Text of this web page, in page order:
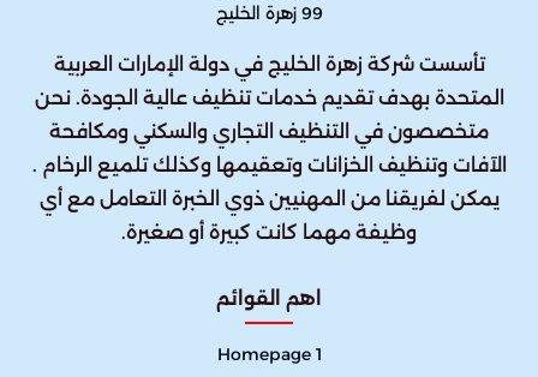
تأسست شركة زهرة الخليج في دولة الإمارات العربية
المتحدة بهدف تقديم خدمات تنظيف عالية الجودة. نحن
متخصصون في التنظيف التجاري والسكني ومكافحة
الآفات وتنظيف الخزانات وتعقيمها وكذلك تلميع الرخام .
يمكن لفريقنا من المهنيين ذوي الخبرة التعامل مع أي
وظيفة مهما كانت كبيرة أو صغيرة.
اهم القوائم
Homepage 1